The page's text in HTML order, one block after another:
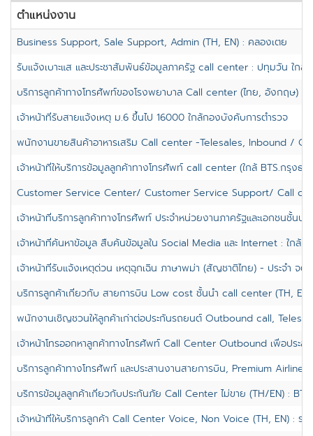
ตำแหน่งงาน
Business Support, Sale Support, Admin (TH, EN) : คลองเตย
รับแจ้งเบาะแส และประชาสัมพันธ์ข้อมูลภาครัฐ call center : ปทุมวัน ใกล้
บริการลูกค้าทางโทรศัพท์ของโรงพยาบาล Call center (ไทย, อังกฤษ) :
เจ้าหน้าที่รับสายแจ้งเหตุ ม.6 ขึ้นไป 16000 ใกล้กองบังคับการตำรวจ
พนักงานขายสินค้าอาหารเสริม Call center -Telesales, Inbound /
เจ้าหน้าที่ให้บริการข้อมูลลูกค้าทางโทรศัพท์ call center (ใกล้ BTS.กรุงธน
Customer Service Center/ Customer Service Support/ Call
เจ้าหน้าที่บริการลูกค้าทางโทรศัพท์ ประจำหน่วยงานภาครัฐและเอกชนชั้นน
เจ้าหน้าที่ค้นหาข้อมูล สืบค้นข้อมูลใน Social Media และ Internet : ใกล้
เจ้าหน้าที่รับแจ้งเหตุด่วน เหตุฉุกเฉิน ภาษาพม่า (สัญชาติไทย) - ประจำ จตุ
บริการลูกค้าเกี่ยวกับ สายการบิน Low cost ชั้นนำ call center (TH,
พนักงานเชิญชวนให้ลูกค้าเก่าต่อประกันรถยนต์ Outbound call,
เจ้าหน้าโทรออกหาลูกค้าทางโทรศัพท์ Call Center Outbound เพื่อประ
บริการลูกค้าทางโทรศัพท์ และประสานงานสายการบิน, Premium
บริการข้อมูลลูกค้าเกี่ยวกับประกันภัย Call Center ไม่ขาย (TH/EN) :
เจ้าหน้าที่ให้บริการลูกค้า Call Center Voice, Non Voice (TH, EN) : รา